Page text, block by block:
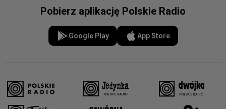
Pobierz aplikację Polskie Radio
Google Play App Store